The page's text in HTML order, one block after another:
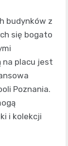
budynków z
się bogato
na placu jest
Poznania.
i kolekcji